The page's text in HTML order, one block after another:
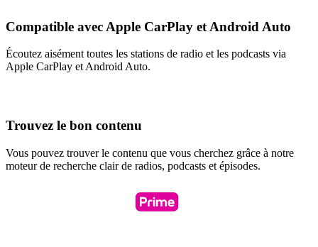
Compatible avec Apple CarPlay et Android Auto
Écoutez aisément toutes les stations de radio et les podcasts via
Apple CarPlay et Android Auto.
Trouvez le bon contenu
Vous pouvez trouver le contenu que vous cherchez grâce à notre
moteur de recherche clair de radios, podcasts et épisodes.